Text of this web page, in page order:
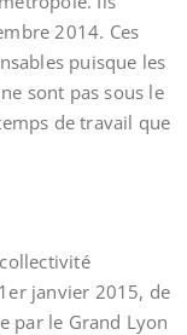
2014. Ces
puisque les
sont pas sous le
de travail que
janvier 2015, de
par le Grand Lyon